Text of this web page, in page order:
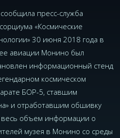
сообщила пресс-служба
«Космические
30 июня 2018 года в
авиации Монино был
информационный стенд
космическом
БОР-5, ставшим
и отработавшим обшивку
весь объем информации о
музея в Монино со среды